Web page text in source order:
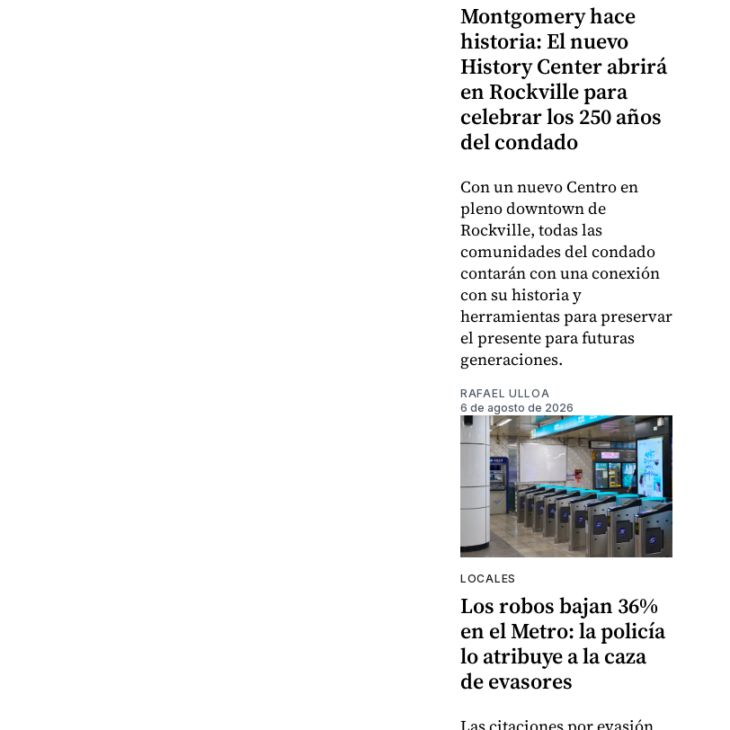
Montgomery hace
historia: El nuevo
History Center abrirá
en Rockville para
celebrar los 250 años
del condado
Con un nuevo Centro en
pleno downtown de
Rockville, todas las
comunidades del condado
contarán con una conexión
con su historia y
herramientas para preservar
el presente para futuras
generaciones.
RAFAEL ULLOA
6 de agosto de 2026
LOCALES
Los robos bajan 36%
en el Metro: la policía
lo atribuye a la caza
de evasores